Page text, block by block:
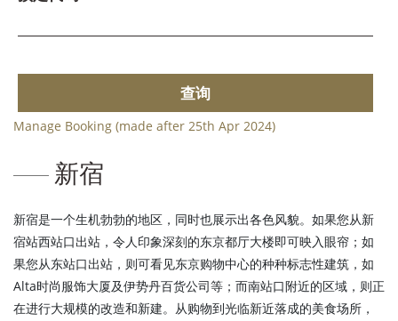
查询
Manage Booking (made after 25th Apr 2024)
新宿
新宿是一个生机勃勃的地区，同时也展示出各色风貌。如果您从新
宿站西站口出站，令人印象深刻的东京都厅大楼即可映入眼帘；如
果您从东站口出站，则可看见东京购物中心的种种标志性建筑，如
Alta时尚服饰大厦及伊势丹百货公司等；而南站口附近的区域，则正
在进行大规模的改造和新建。从购物到光临新近落成的美食场所，